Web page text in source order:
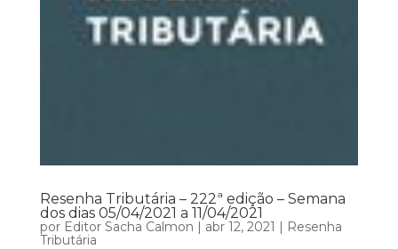
Resenha Tributária – 222ª edição – Semana
dos dias 05/04/2021 a 11/04/2021
por Editor Sacha Calmon | abr 12, 2021 | Resenha
Tributária